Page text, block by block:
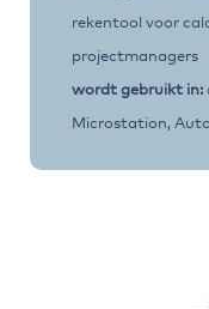
rekentool voor
projectmanagers
wordt gebruikt in:
Microstation,